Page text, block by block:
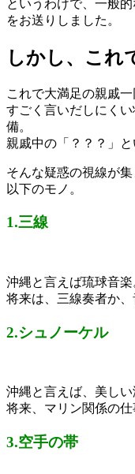
というわけで、一般
をお送りしました。
しかし、これ
これで大満足の親戚一
すごく言いだしにく
備。
親戚中の「？？？」と
そんな疑惑の視線が
以下のモノ。
1.三線
沖縄と言えば琉球音楽
将来は、三線奏者か
2.シュノーケル
沖縄と言えば、美しい
将来、マリン関係の仕
3.空手の帯